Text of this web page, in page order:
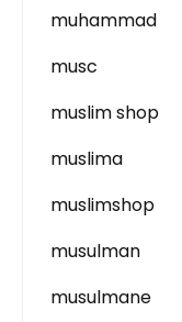
muhammad
musc
muslim shop
muslima
muslimshop
musulman
musulmane